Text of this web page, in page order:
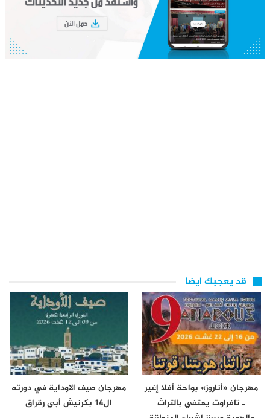
قد يعجبك ايضا
مهرجان «أناروز» بواحة أفلا إغير
ـ تافراوت يحتفي بالتراث
مهرجان صيف الاوداية في دورته
ال14 بكرنيش أبي رقراق